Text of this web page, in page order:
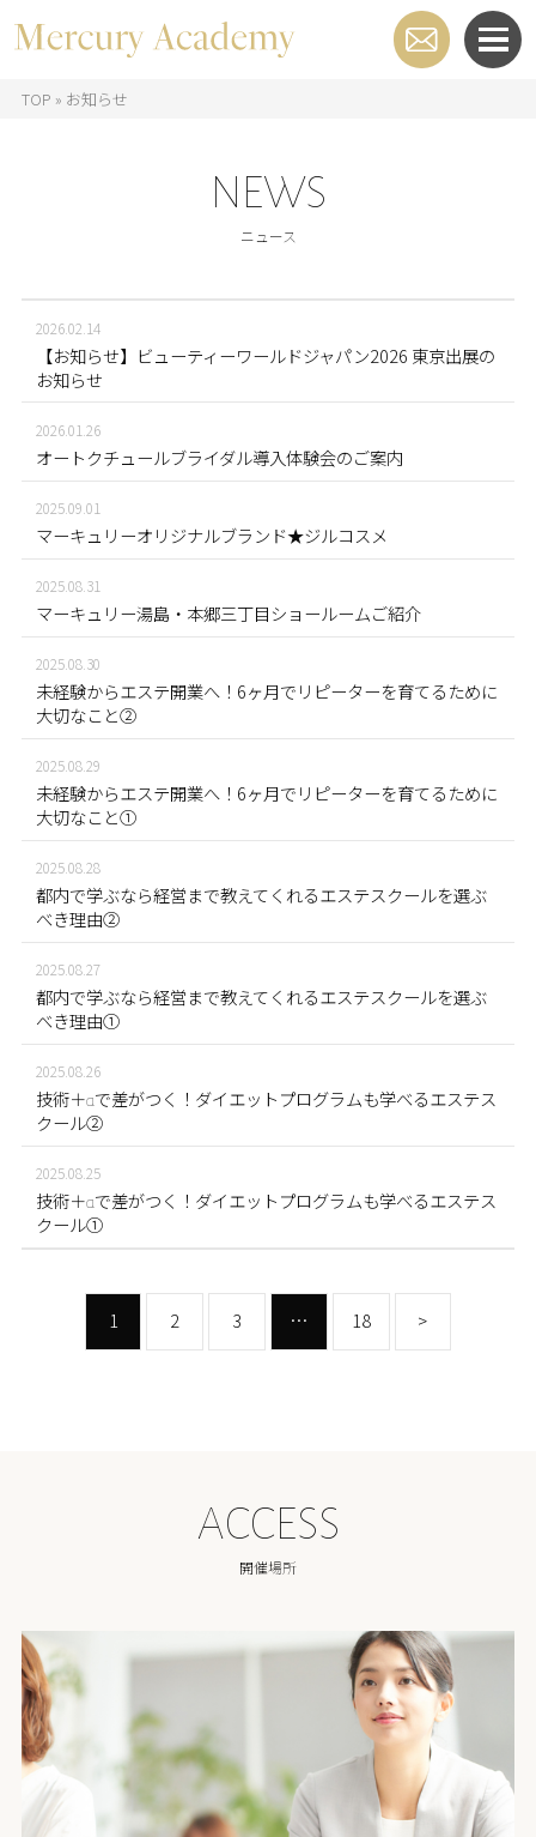
TOP » お知らせ
NEWS
ニュース
2026.02.14
【お知らせ】ビューティーワールドジャパン2026 東京出展の
お知らせ
2026.01.26
オートクチュールブライダル導入体験会のご案内
2025.09.01
マーキュリーオリジナルブランド★ジルコスメ
2025.08.31
マーキュリー湯島・本郷三丁目ショールームご紹介
2025.08.30
未経験からエステ開業へ！6ヶ月でリピーターを育てるために
大切なこと②
2025.08.29
未経験からエステ開業へ！6ヶ月でリピーターを育てるために
大切なこと①
2025.08.28
都内で学ぶなら経営まで教えてくれるエステスクールを選ぶ
べき理由②
2025.08.27
都内で学ぶなら経営まで教えてくれるエステスクールを選ぶ
べき理由①
2025.08.26
技術＋αで差がつく！ダイエットプログラムも学べるエステス
クール②
2025.08.25
技術＋αで差がつく！ダイエットプログラムも学べるエステス
クール①
1 2 3 … 18 >
ACCESS
開催場所